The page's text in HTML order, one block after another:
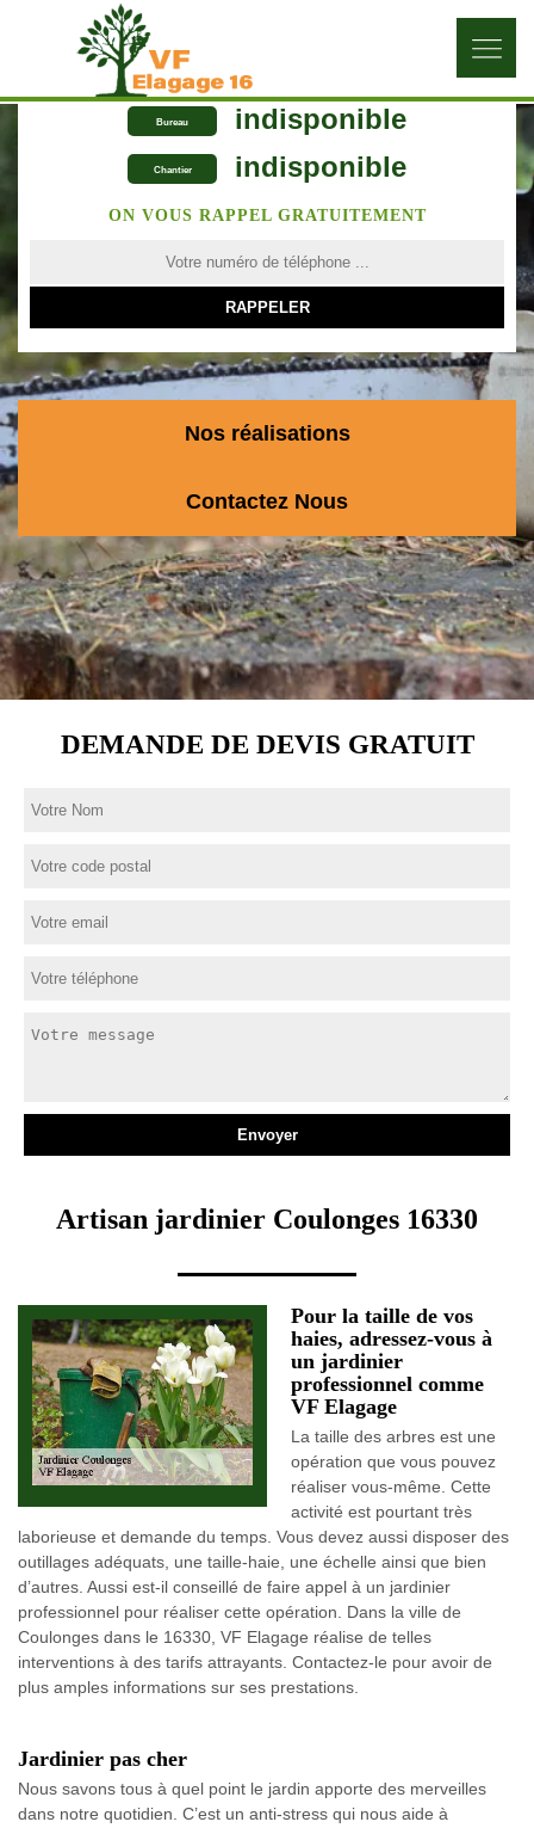
Bureau indisponible
Chantier indisponible
ON VOUS RAPPEL GRATUITEMENT
Nos réalisations
Contactez Nous
DEMANDE DE DEVIS GRATUIT
Artisan jardinier Coulonges 16330
Pour la taille de vos
haies, adressez-vous à
un jardinier
professionnel comme
VF Elagage
La taille des arbres est une
opération que vous pouvez
réaliser vous-même. Cette
activité est pourtant très
laborieuse et demande du temps. Vous devez aussi disposer des
outillages adéquats, une taille-haie, une échelle ainsi que bien
d’autres. Aussi est-il conseillé de faire appel à un jardinier
professionnel pour réaliser cette opération. Dans la ville de
Coulonges dans le 16330, VF Elagage réalise de telles
interventions à des tarifs attrayants. Contactez-le pour avoir de
plus amples informations sur ses prestations.
Jardinier pas cher
Nous savons tous à quel point le jardin apporte des merveilles
dans notre quotidien. C’est un anti-stress qui nous aide à